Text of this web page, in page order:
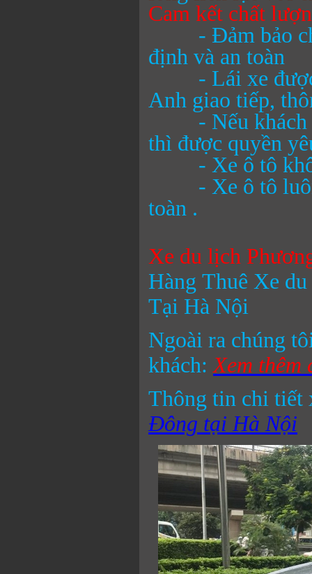
Cam kết chất
- Đảm bảo
định và an toàn
- Lái xe được
Anh giao tiếp,
- Nếu khách
thì được quyền
- Xe ô tô
- Xe ô tô luôn
toàn .
Xe du lịch
Hàng Thuê Xe
Tại Hà Nội
Ngoài ra chúng
khách:Xem thêm
Thông tin chi
Đông tại Hà Nội